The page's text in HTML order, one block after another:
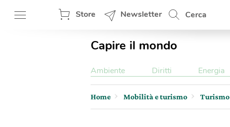
Store Newsletter Cerca
Capire il mondo
Ambiente Diritti Energia
Home Mobilità e turismo Turismo